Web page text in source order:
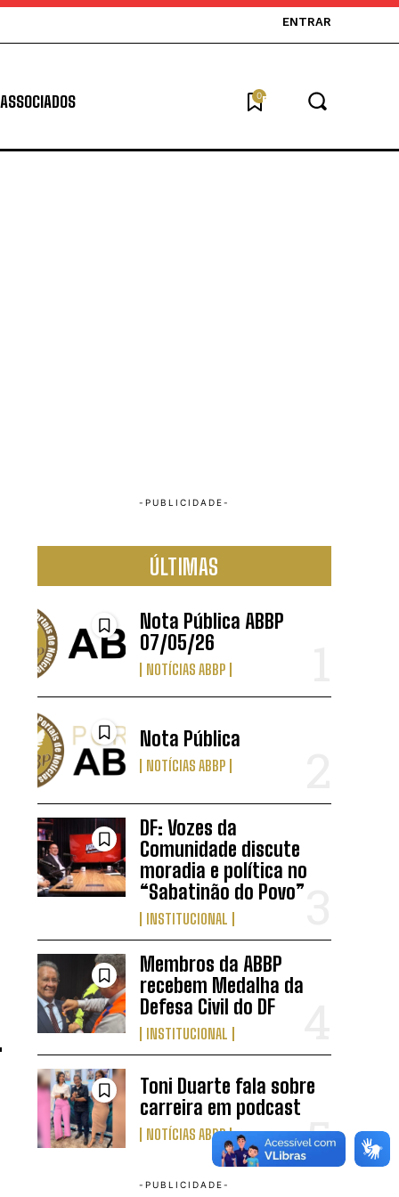
ENTRAR
ASSOCIADOS 0Buscar
ÚLTIMAS
Nota Pública ABBP
07/05/26
NOTÍCIAS ABBP
Nota Pública
NOTÍCIAS ABBP
DF: Vozes da
Comunidade discute
moradia e política no
“Sabatinão do Povo”
INSTITUCIONAL
Membros da ABBP
recebem Medalha da
Defesa Civil do DF
INSTITUCIONAL
Toni Duarte fala sobre
carreira em podcast
NOTÍCIAS ABBP